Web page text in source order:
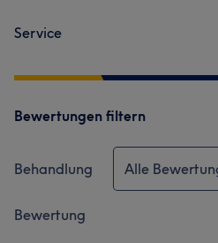
Service
Bewertungen filtern
Behandlung Alle
Bewertung